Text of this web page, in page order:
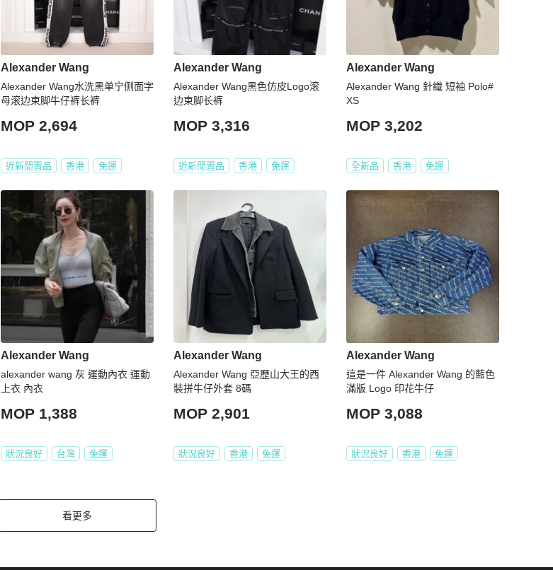
Alexander Wang
Alexander Wang水洗黑单宁侧面字
母滚边束脚牛仔裤长裤
MOP 2,694
近新閒置品 香港 免運
Alexander Wang
Alexander Wang黑色仿皮Logo滚
边束脚长裤
MOP 3,316
近新閒置品 香港 免運
Alexander Wang
Alexander Wang 針織 短袖 Polo#
XS
MOP 3,202
全新品 香港 免運
Alexander Wang
alexander wang 灰 運動內衣 運動
上衣 內衣
MOP 1,388
狀況良好 台灣 免運
Alexander Wang
Alexander Wang 亞歷山大王的西
裝拼牛仔外套 8碼
MOP 2,901
狀況良好 香港 免運
Alexander Wang
這是一件 Alexander Wang 的藍色
滿版 Logo 印花牛仔
MOP 3,088
狀況良好 香港 免運
看更多